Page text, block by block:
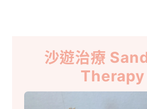
沙遊治療
Therapy